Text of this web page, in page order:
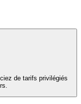
de tarifs privilégiés